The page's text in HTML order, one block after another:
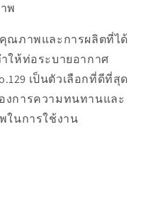
พ
ณภาพและการผลิตที่ได้
ให้ท่อระบายอากาศ
เป็นตัวเลือกที่ดีที่สุด
งการความทนทานและ
ในการใช้งาน